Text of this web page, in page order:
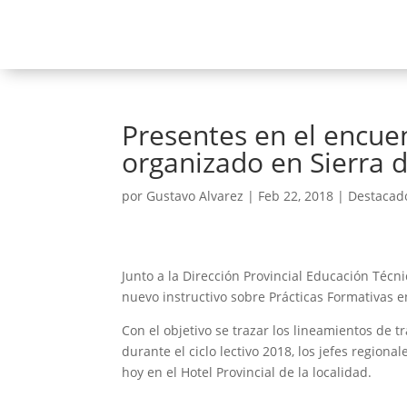
Presentes en el
organizado en Sierra
por Gustavo Alvarez | Feb 22, 2018 |
Junto a la Dirección Provincial Educación
nuevo instructivo sobre Prácticas Formativas
Con el objetivo se trazar los lineamientos de
durante el ciclo lectivo 2018, los jefes
hoy en el Hotel Provincial de la localidad.